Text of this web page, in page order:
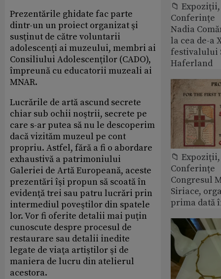
Prezentările ghidate fac parte
dintr-un un proiect organizat şi
susţinut de către voluntarii
adolescenţi ai muzeului, membri ai
Consiliului Adolescenţilor (CADO),
împreună cu educatorii muzeali ai
MNAR.
Lucrările de artă ascund secrete
chiar sub ochii noştrii, secrete pe
care s-ar putea să nu le descoperim
dacă vizităm muzeul pe cont
propriu. Astfel, fără a fi o abordare
exhaustivă a patrimoniului
Galeriei de Artă Europeană, aceste
prezentări îşi propun să scoată în
evidenţă trei sau patru lucrări prin
intermediul poveştilor din spatele
lor. Vor fi oferite detalii mai puţin
cunoscute despre procesul de
restaurare sau detalii inedite
legate de viaţa artiştilor şi de
maniera de lucru din atelierul
acestora.
📁
Conferințe
Nadia
la cea de-a
festivalului
Haferland
📁
Conferințe
Congresul
Siriace,
prima dată